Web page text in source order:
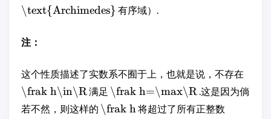
\text{Archimedes} 有序域）.
注：
这个性质描述了实数系不囿于上，也就是说，不存在
\frak h\in\R满足 \frak h=\max\R.这是因为倘
若不然，则这样的 \frak h将超过了所有正整数